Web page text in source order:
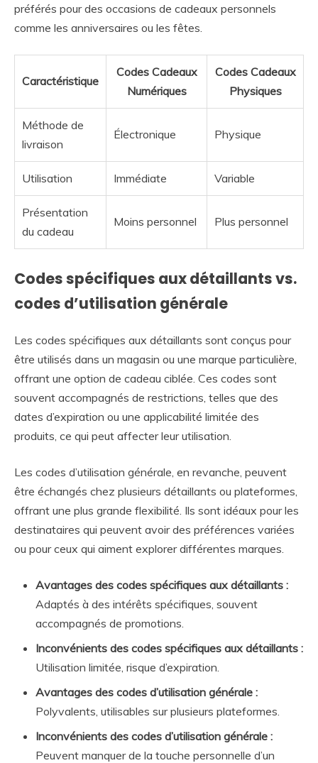
préférés pour des occasions de cadeaux personnels
comme les anniversaires ou les fêtes.
Caractéristique
Codes Cadeaux
Numériques
Codes Cadeaux
Physiques
Méthode de
livraison
Électronique Physique
Utilisation Immédiate Variable
Présentation
du cadeau
Moins personnel Plus personnel
Codes spécifiques aux détaillants vs.
codes d’utilisation générale
Les codes spécifiques aux détaillants sont conçus pour
être utilisés dans un magasin ou une marque particulière,
offrant une option de cadeau ciblée. Ces codes sont
souvent accompagnés de restrictions, telles que des
dates d’expiration ou une applicabilité limitée des
produits, ce qui peut affecter leur utilisation.
Les codes d’utilisation générale, en revanche, peuvent
être échangés chez plusieurs détaillants ou plateformes,
offrant une plus grande flexibilité. Ils sont idéaux pour les
destinataires qui peuvent avoir des préférences variées
ou pour ceux qui aiment explorer différentes marques.
Avantages des codes spécifiques aux détaillants :
Adaptés à des intérêts spécifiques, souvent
accompagnés de promotions.
Inconvénients des codes spécifiques aux détaillants :
Utilisation limitée, risque d’expiration.
Avantages des codes d’utilisation générale :
Polyvalents, utilisables sur plusieurs plateformes.
Inconvénients des codes d’utilisation générale :
Peuvent manquer de la touche personnelle d’un